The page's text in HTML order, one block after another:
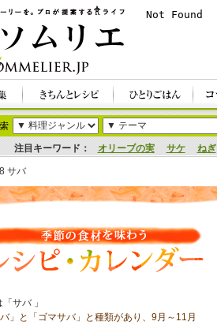
注目キーワード： オリーブの実 サケ ねぎ
サバ
」と「ゴマサバ」と種類があり、9月～11月